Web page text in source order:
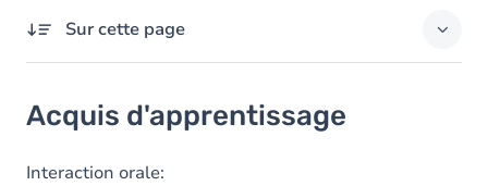
Sur cette page
Objectifs
Contenu
Acquis d'apprentissage
Interaction orale: